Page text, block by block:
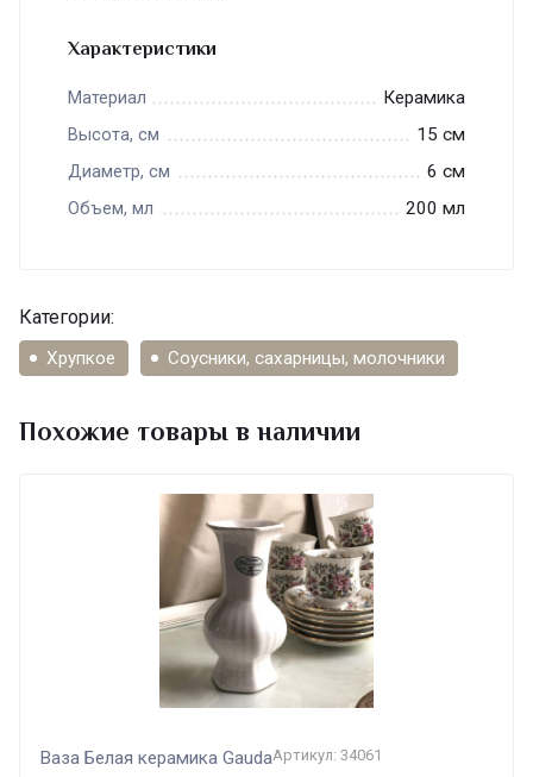
Характеристики
Материал Керамика
Высота, см 15 см
Диаметр, см 6 см
Объем, мл 200 мл
Категории:
Хрупкое Соусники, сахарницы, молочники
Похожие товары в наличии
Ваза Белая керамика GaudaАртикул: 34061